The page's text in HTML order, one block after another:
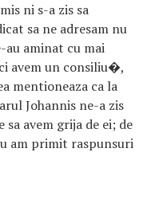
ni s-a zis sa
sa ne adresam nu
au aminat cu mai
avem un consiliu�,
mentioneaza ca la
Johannis ne-a zis
avem grija de ei; de
am primit raspunsuri